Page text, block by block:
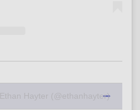
Hayter (@ethanhayter)